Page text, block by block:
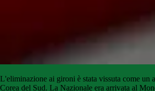
L'eliminazione ai gironi è stata vissuta come un
Corea del Sud. La Nazionale era arrivata al